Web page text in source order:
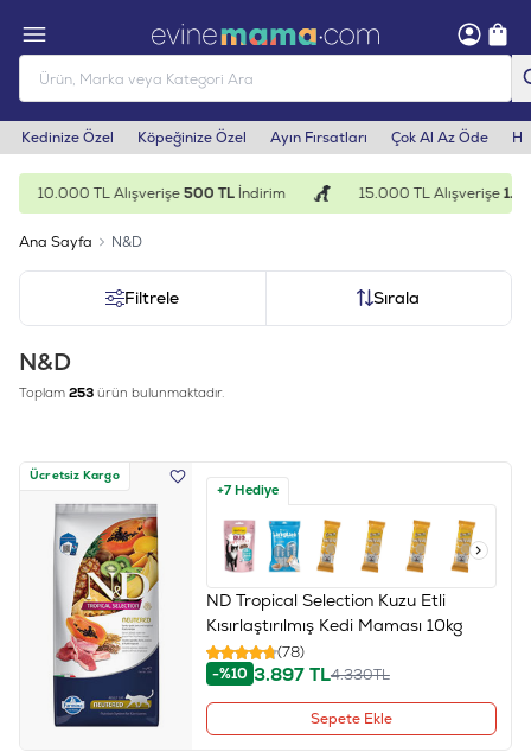
Kedinize Özel Köpeğinize Özel Ayın Fırsatları Çok Al Az Öde
TL Alışverişe500 TLİndirim 15.000 TL Alışverişe1.000 TL
Ana Sayfa N&D
Filtrele Sırala
N&D
Toplam 253 ürün bulunmaktadır.
Ücretsiz Kargo
+7 Hediye
ND Tropical Selection Kuzu Etli
Kısırlaştırılmış Kedi Maması 10kg
(78)
-%10 3.897TL4.330TL
Sepete Ekle